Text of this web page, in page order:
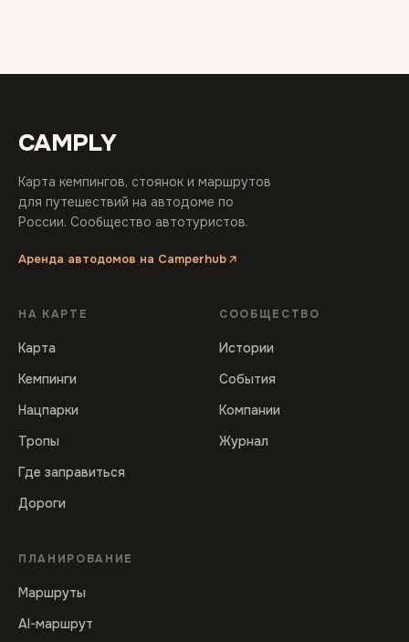
CAMPLY
Карта кемпингов, стоянок и маршрутов
для путешествий на автодоме по
России. Сообщество автотуристов.
Аренда автодомов на Camperhub
НА КАРТЕ
Карта
Кемпинги
Нацпарки
Тропы
Где заправиться
Дороги
СООБЩЕСТВО
Истории
События
Компании
Журнал
ПЛАНИРОВАНИЕ
Маршруты
AI-маршрут